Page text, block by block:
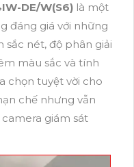
DE/W(S6) là một
đáng giá với những
nét, độ phân giải
màu sắc và tính
chọn tuyệt vời cho
chế nhưng vẫn
giám sát